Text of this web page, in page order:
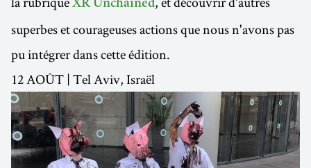
XR Unchained
superbes et courageuses actions que nous n'avons pas
pu intégrer dans cette édition.
12 AOÛT | Tel Aviv, Israël